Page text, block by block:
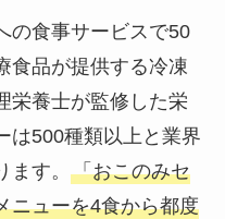
の食事サービスで50
食品が提供する冷凍
栄養士が監修した栄
は500種類以上と業界
す。 「おこのみセ
ニューを4食から都度